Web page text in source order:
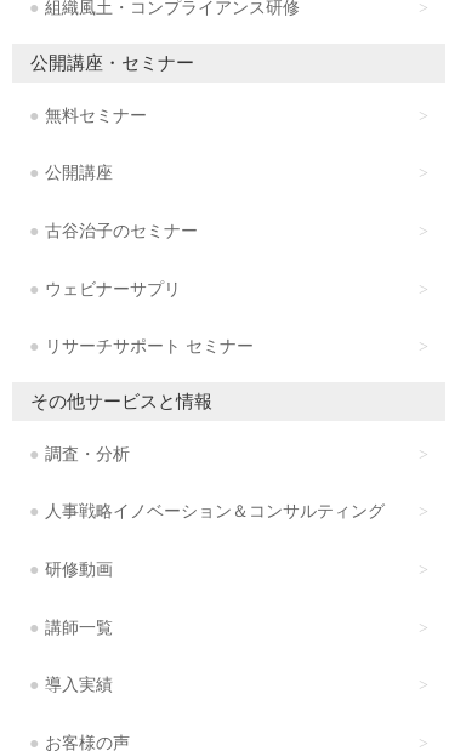
組織風土・コンプライアンス研修
公開講座・セミナー
無料セミナー
公開講座
古谷治子のセミナー
ウェビナーサプリ
リサーチサポート セミナー
その他サービスと情報
調査・分析
人事戦略イノベーション＆コンサルティング
研修動画
講師一覧
導入実績
お客様の声